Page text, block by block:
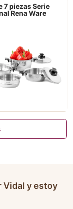
7 piezas Serie
Rena Ware
Vidal y estoy